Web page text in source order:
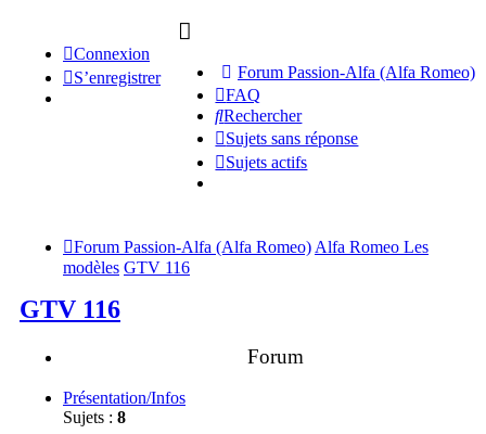
Forum Passion-Alfa (Alfa Romeo)
FAQ
Rechercher
Sujets sans réponse
Sujets actifs
Connexion
S’enregistrer
Forum Passion-Alfa (Alfa Romeo)Alfa Romeo Les
modèles GTV 116
GTV 116
Forum
Présentation/Infos
Sujets : 8